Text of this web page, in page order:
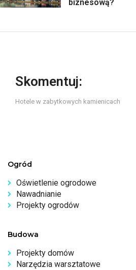
biznesową?
Skomentuj:
Hotele w zabytkowych kamienicach
Ogród
Oświetlenie ogrodowe
Nawadnianie
Projekty ogrodów
Budowa
Projekty domów
Narzędzia warsztatowe